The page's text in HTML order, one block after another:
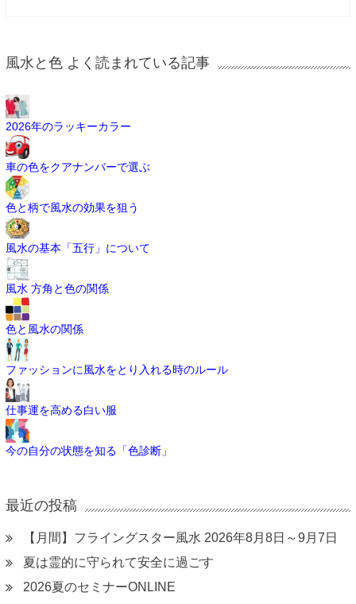
風水と色 よく読まれている記事
2026年のラッキーカラー
車の色をクアナンバーで選ぶ
色と柄で風水の効果を狙う
風水の基本「五行」について
風水 方角と色の関係
色と風水の関係
ファッションに風水をとり入れる時のルール
仕事運を高める白い服
今の自分の状態を知る「色診断」
最近の投稿
【月間】フライングスター風水 2026年8月8日～9月7日
夏は霊的に守られて安全に過ごす
2026夏のセミナーONLINE